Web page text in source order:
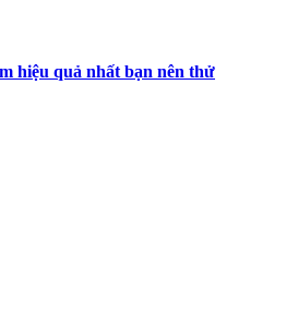
hiệu quả nhất bạn nên thử